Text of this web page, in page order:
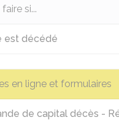
si...
est décédé
en ligne et formulaires
de capital décès -